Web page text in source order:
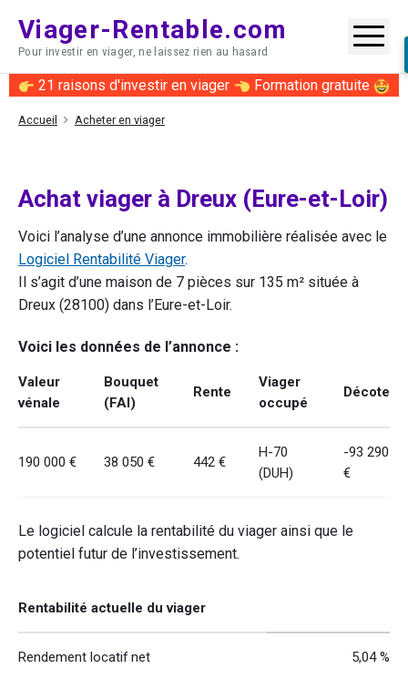
content
Viager-Rentable.com
Pour investir en viager, ne laissez rien au hasard
21 raisons d'investir en viager Formation gratuite
Accueil Acheter en viager
Achat viager à Dreux (Eure-et-Loir)
Voici l’analyse d’une annonce immobilière réalisée avec le
Logiciel Rentabilité Viager.
Il s’agit d’une maison de 7 pièces sur 135 m² située à
Dreux (28100) dans l’Eure-et-Loir.
Voici les données de l’annonce :
Valeur
vénale
Bouquet
(FAI)
Rente
Viager
occupé
Décote
190 000 € 38 050 € 442 €
H-70
(DUH)
-93 290
€
Le logiciel calcule la rentabilité du viager ainsi que le
potentiel futur de l’investissement.
Rentabilité actuelle du viager
Rendement locatif net 5,04 %